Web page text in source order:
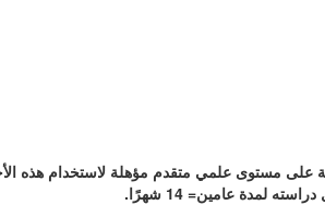
على مستوى علمي متقدم مؤهلة لاستخدام هذه
لمدة عامين= 14 شهرًا.